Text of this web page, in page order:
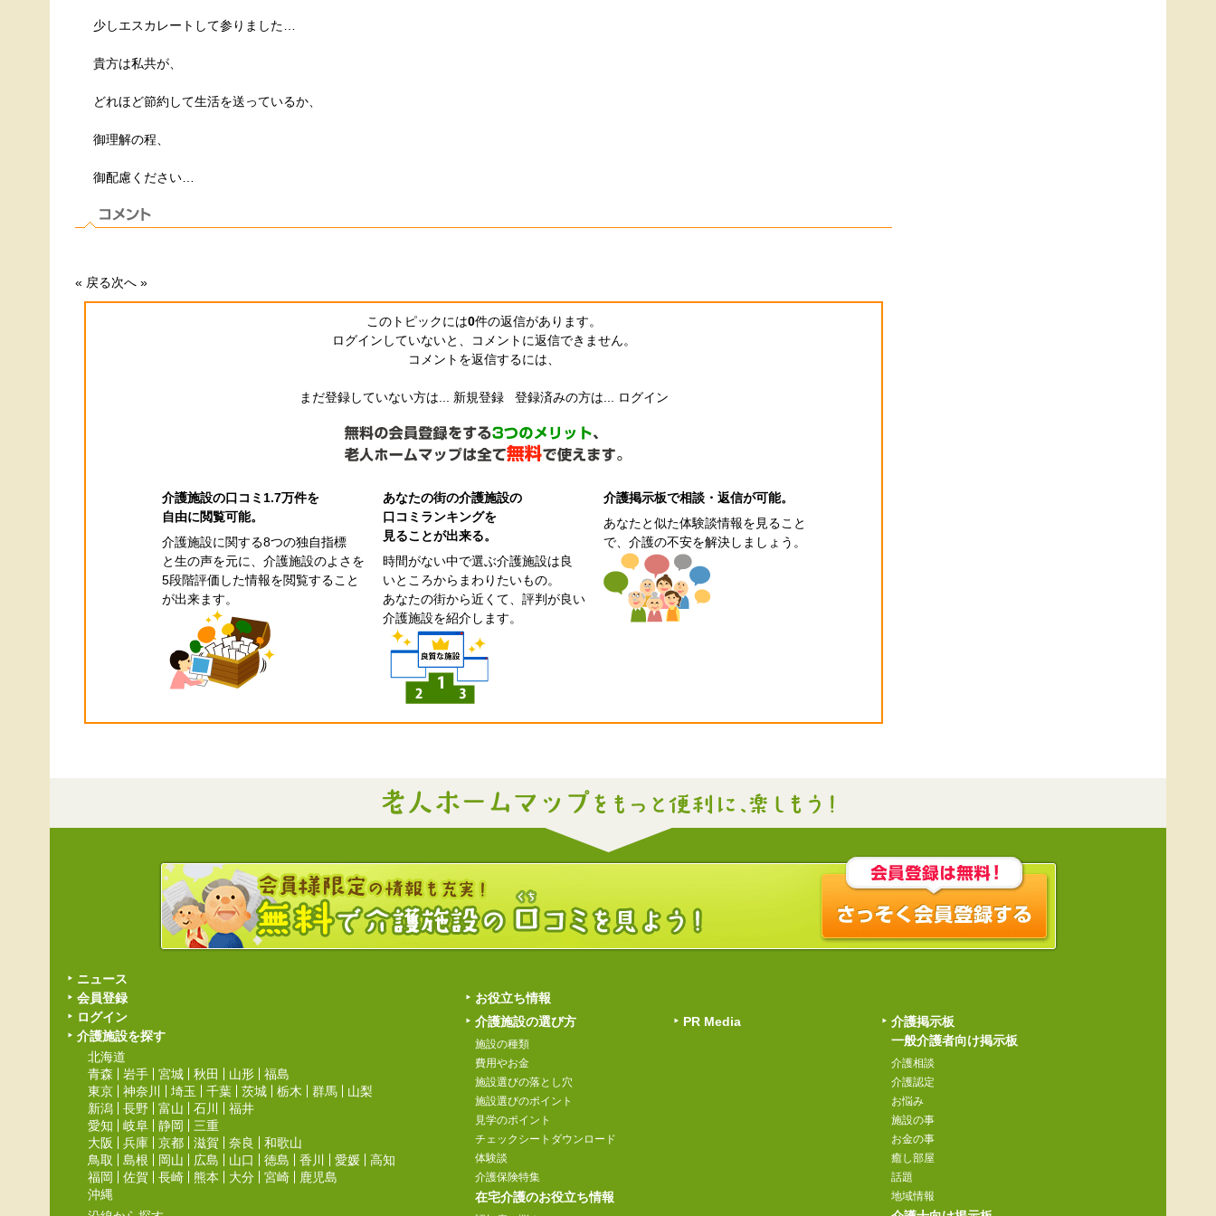
少しエスカレートして参りました…
貴方は私共が、
どれほど節約して生活を送っているか、
御理解の程、
御配慮ください…
« 戻る次へ »
このトピックには0件の返信があります。
ログインしていないと、コメントに返信できません。
コメントを返信するには、
まだ登録していない方は... 新規登録登録済みの方は... ログイン
介護施設の口コミ1.7万件を
自由に閲覧可能。
介護施設に関する8つの独自指標
と生の声を元に、介護施設のよさを
5段階評価した情報を閲覧すること
が出来ます。
あなたの街の介護施設の
口コミランキングを
見ることが出来る。
時間がない中で選ぶ介護施設は良
いところからまわりたいもの。
あなたの街から近くて、評判が良い
介護施設を紹介します。
介護掲示板で相談・返信が可能。
あなたと似た体験談情報を見ること
で、介護の不安を解決しましょう。
ニュース
会員登録
ログイン
介護施設を探す
北海道
青森
岩手 宮城 秋田 山形
福島
東京
神奈川 埼玉 千葉 茨城 栃木 群馬
山梨
新潟
長野 富山 石川
福井
愛知
岐阜 静岡
三重
大阪
兵庫 京都 滋賀 奈良
和歌山
鳥取
島根 岡山 広島 山口 徳島 香川 愛媛
高知
福岡
佐賀 長崎 熊本 大分 宮崎
鹿児島
沖縄
お役立ち情報
介護施設の選び方
施設の種類
費用やお金
施設選びの落とし穴
施設選びのポイント
見学のポイント
チェックシートダウンロード
体験談
介護保険特集
在宅介護のお役立ち情報
PR Media
介護掲示板
一般介護者向け掲示板
介護相談
介護認定
お悩み
施設の事
お金の事
癒し部屋
話題
地域情報